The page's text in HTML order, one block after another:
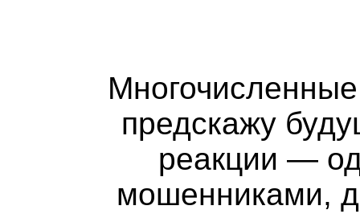
предскажу
реакции —
мошенниками,